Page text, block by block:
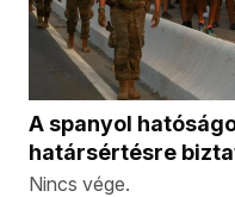
A spanyol
határsértésre
Nincs vége.